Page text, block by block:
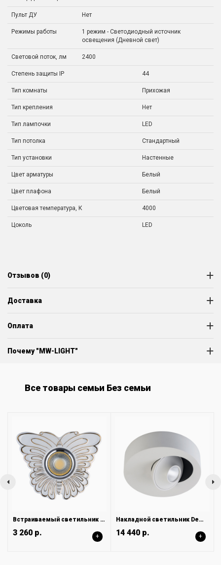
Пульт ДУ Нет
Режимы работы
1 режим - Светодиодный источник
освещения (Дневной свет)
Световой поток, лм 2400
Степень защиты IP 44
Тип комнаты Прихожая
Тип крепления Нет
Тип лампочки LED
Тип потолка Стандартный
Тип установки Настенные
Цвет арматуры Белый
Цвет плафона Белый
Цветовая температура, К 4000
Цоколь LED
Отзывов (0)
Доставка
Оплата
Почему "MW-LIGHT"
Все товары семьи Без семьи
Встраиваемый светильник DeMarkt Круз 637015401
3 260 р. +
Накладной светильник DeMarkt Круз 637016501
14 440 р. +